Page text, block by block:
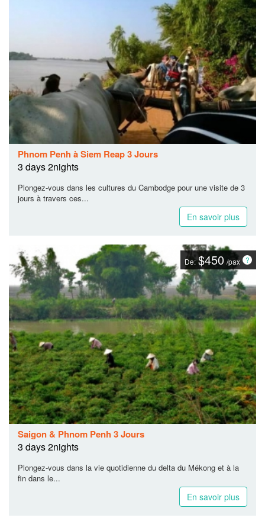
Phnom Penh à Siem Reap 3 Jours
3 days 2nights
Plongez-vous dans les cultures du Cambodge pour une visite de 3
jours à travers ces...
En savoir plus
De: $450 /pax
Saigon & Phnom Penh 3 Jours
3 days 2nights
Plongez-vous dans la vie quotidienne du delta du Mékong et à la
fin dans le...
En savoir plus